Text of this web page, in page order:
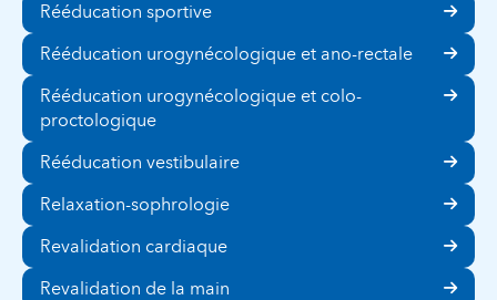
Rééducation sportive
Rééducation urogynécologique et ano-rectale
Rééducation urogynécologique et colo-
proctologique
Rééducation vestibulaire
Relaxation-sophrologie
Revalidation cardiaque
Revalidation de la main